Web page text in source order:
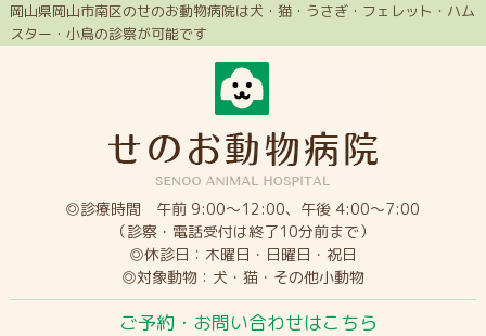
岡山県岡山市南区のせのお動物病院は犬・猫・うさぎ・フェレット・ハム
スター・小鳥の診察が可能です
◎診療時間 午前 9:00～12:00、午後 4:00～7:00
（診察・電話受付は終了10分前まで）
◎休診日：木曜日・日曜日・祝日
◎対象動物：犬・猫・その他小動物
ご予約・お問い合わせはこちら